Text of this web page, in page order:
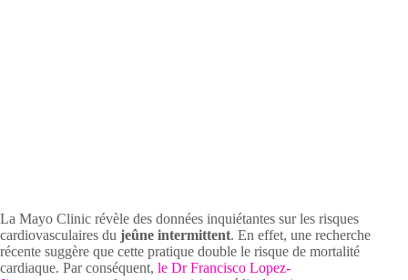
La Mayo Clinic révèle des données inquiétantes sur les risques
cardiovasculaires du jeûne intermittent. En effet, une recherche
récente suggère que cette pratique double le risque de mortalité
cardiaque. Par conséquent, le Dr Francisco Lopez-